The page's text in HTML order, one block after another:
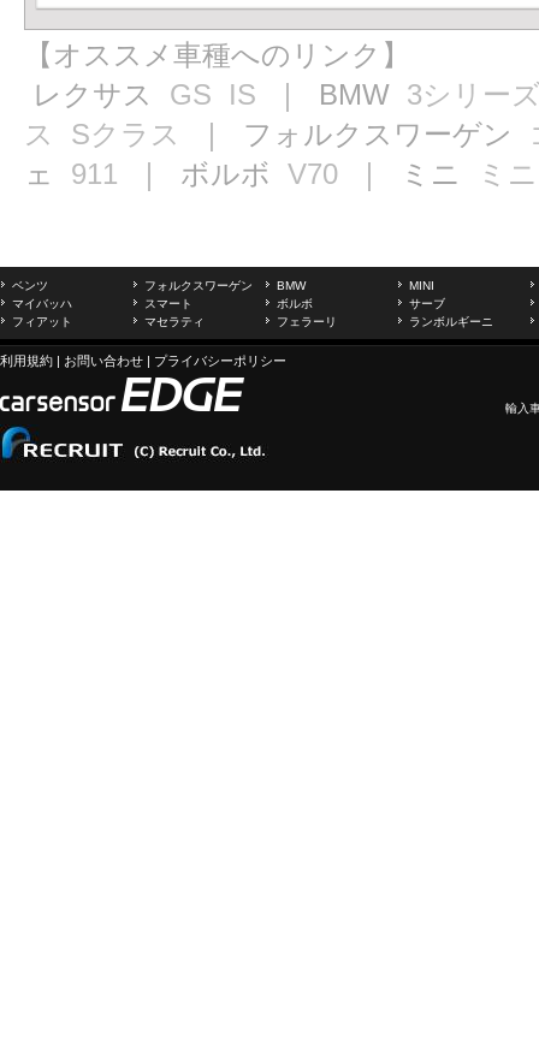
【オススメ車種へのリンク】
レクサス GS IS ｜ BMW 3シリー
ス
Sクラス ｜ フォルクスワーゲン
ェ 911 ｜ ボルボ V70 ｜ ミニ ミニ
ベンツ フォルクスワーゲン BMW
MINI
マイバッハ
スマート ボルボ
サーブ
フィアット
マセラティ フェラーリ ランボルギーニ
利用規約 | お問い合わせ | プライバシーポリシー
輸入